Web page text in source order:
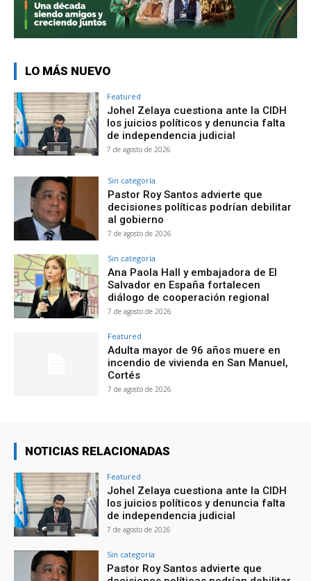
LO MÁS NUEVO
Featured
Johel Zelaya cuestiona ante la CIDH
los juicios políticos y denuncia falta
de independencia judicial
7 de agosto de 2026
Sin categoría
Pastor Roy Santos advierte que
decisiones políticas podrían debilitar
al gobierno
7 de agosto de 2026
Sin categoría
Ana Paola Hall y embajadora de El
Salvador en España fortalecen
diálogo de cooperación regional
7 de agosto de 2026
Featured
Adulta mayor de 96 años muere en
incendio de vivienda en San Manuel,
Cortés
7 de agosto de 2026
NOTICIAS RELACIONADAS
Featured
Johel Zelaya cuestiona ante la CIDH
los juicios políticos y denuncia falta
de independencia judicial
7 de agosto de 2026
Sin categoría
Pastor Roy Santos advierte que